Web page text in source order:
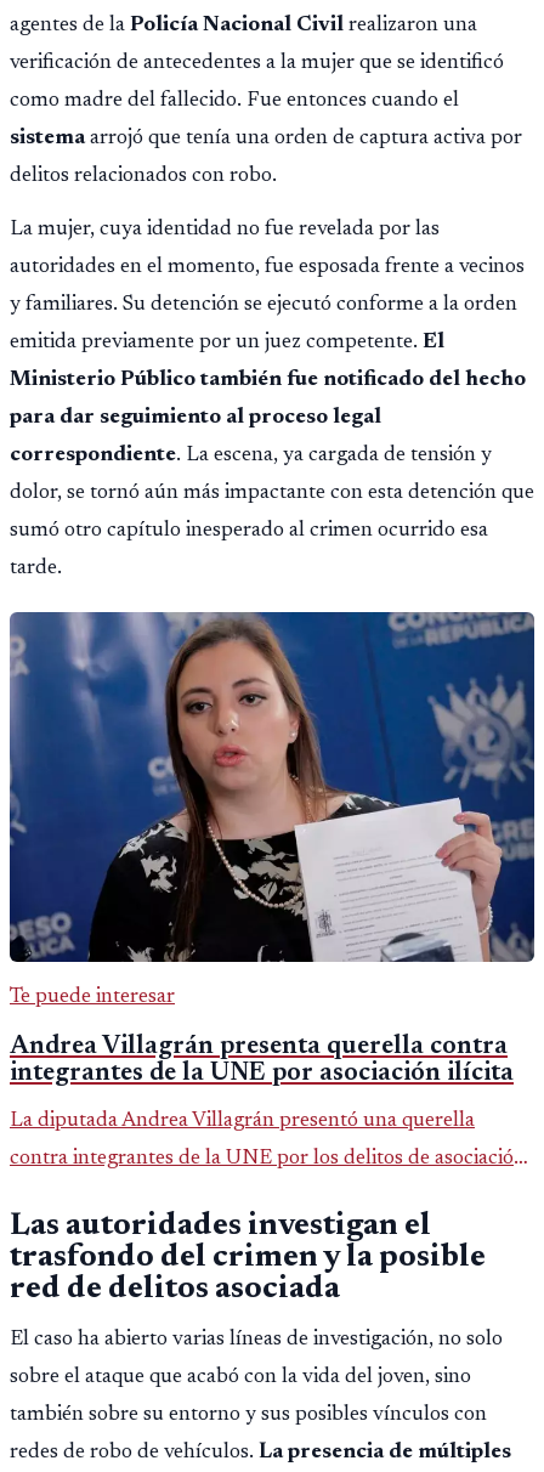
agentes de la Policía Nacional Civil realizaron una
verificación de antecedentes a la mujer que se identificó
como madre del fallecido. Fue entonces cuando el
sistemaarrojó que tenía una orden de captura activa por
delitos relacionados con robo.
La mujer, cuya identidad no fue revelada por las
autoridades en el momento, fue esposada frente a vecinos
y familiares. Su detención se ejecutó conforme a la orden
emitida previamente por un juez competente. El
Ministerio Público también fue notificado del hecho
para dar seguimiento al proceso legal
correspondiente. La escena, ya cargada de tensión y
dolor, se tornó aún más impactante con esta detención que
sumó otro capítulo inesperado al crimen ocurrido esa
tarde.
Te puede interesar
Andrea Villagrán presenta querella contra
integrantes de la UNE por asociación ilícita
La diputada Andrea Villagrán presentó una querella
contra integrantes de la UNE por los delitos de asociación
Las autoridades investigan el
trasfondo del crimen y la posible
red de delitos asociada
El caso ha abierto varias líneas de investigación, no solo
sobre el ataque que acabó con la vida del joven, sino
también sobre su entorno y sus posibles vínculos con
redes de robo de vehículos. La presencia de múltiples